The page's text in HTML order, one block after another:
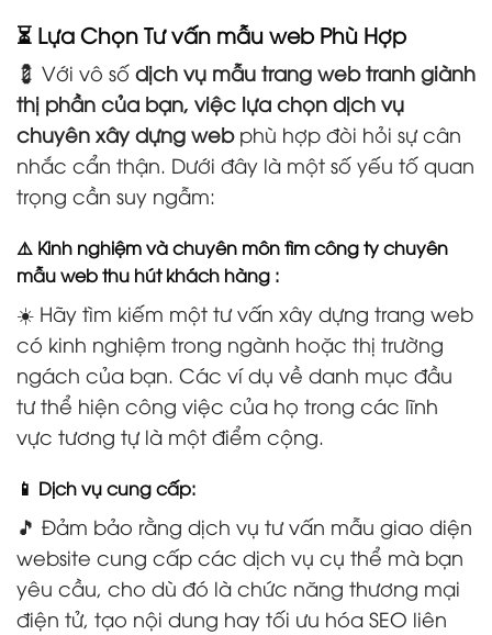
⏳ Lựa Chọn Tư vấn mẫu web Phù Hợp
💈 Với vô số dịch vụ mẫu trang web tranh giành
thị phần của bạn, việc lựa chọn dịch vụ
chuyên xây dựng webphù hợp đòi hỏi sự cân
nhắc cẩn thận. Dưới đây là một số yếu tố quan
trọng cần suy ngẫm:
⚠️ Kinh nghiệm và chuyên môn tìm công ty chuyên
mẫu web thu hút khách hàng :
☀️ Hãy tìm kiếm một tư vấn xây dựng trang web
có kinh nghiệm trong ngành hoặc thị trường
ngách của bạn. Các ví dụ về danh mục đầu
tư thể hiện công việc của họ trong các lĩnh
vực tương tự là một điểm cộng.
📱 Dịch vụ cung cấp:
🎵 Đảm bảo rằng dịch vụ tư vấn mẫu giao diện
website cung cấp các dịch vụ cụ thể mà bạn
yêu cầu, cho dù đó là chức năng thương mại
điện tử, tạo nội dung hay tối ưu hóa SEO liên